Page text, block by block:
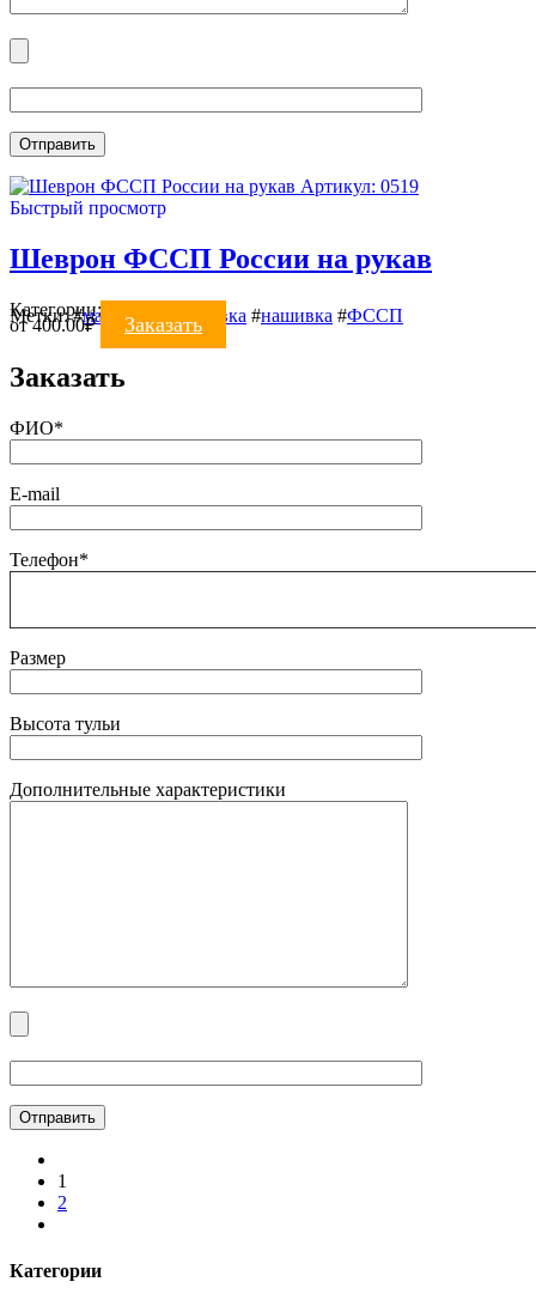
Артикул: 0519
Быстрый просмотр
Шеврон ФССП России на рукав
Категории:
Метки:#машинная вышивка #нашивка #ФССП
от400.00₽ Заказать
Заказать
ФИО*
E-mail
Телефон*
Размер
Высота тульи
Дополнительные характеристики
1
2
Категории